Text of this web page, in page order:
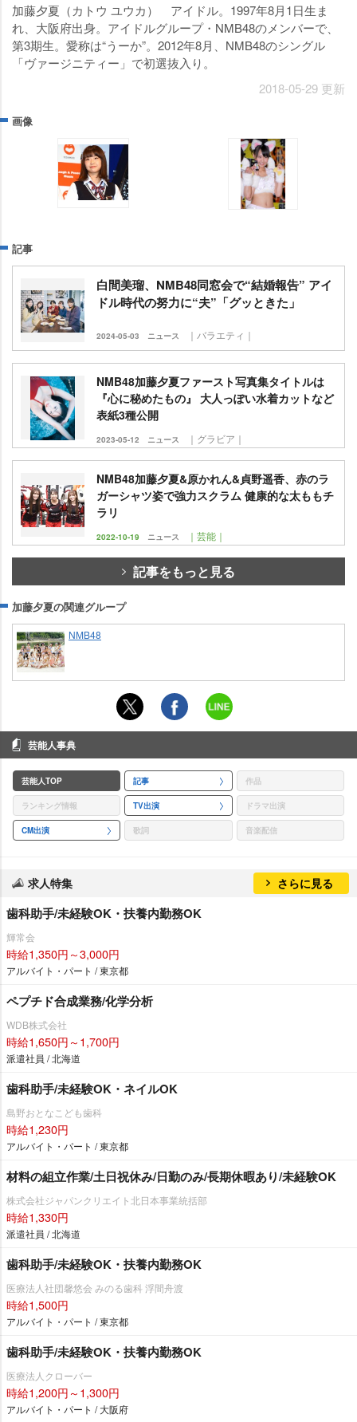
加藤夕夏（カトウ ユウカ） アイドル。1997年8月1日生ま
れ、大阪府出身。アイドルグループ・NMB48のメンバーで、
第3期生。愛称は“うーか”。2012年8月、NMB48のシングル
「ヴァージニティー」で初選抜入り。
2018-05-29 更新
画像
記事
白間美瑠、NMB48同窓会で“結婚報告” アイ
ドル時代の努力に“夫”「グッときた」
2024-05-03 ニュース ｜バラエティ｜
NMB48加藤夕夏ファースト写真集タイトルは
『心に秘めたもの』 大人っぽい水着カットなど
表紙3種公開
2023-05-12 ニュース ｜グラビア｜
NMB48加藤夕夏&原かれん&貞野遥香、赤のラ
ガーシャツ姿で強力スクラム 健康的な太ももチ
ラリ
2022-10-19 ニュース ｜芸能｜
記事をもっと見る
加藤夕夏の関連グループ
NMB48
芸能人事典
芸能人TOP 記事 作品
ランキング情報 TV出演 ドラマ出演
CM出演 歌詞 音楽配信
求人特集 さらに見る
歯科助手/未経験OK・扶養内勤務OK
輝常会
時給1,350円～3,000円
アルバイト・パート / 東京都
ペプチド合成業務/化学分析
WDB株式会社
時給1,650円～1,700円
派遣社員 / 北海道
歯科助手/未経験OK・ネイルOK
島野おとなこども歯科
時給1,230円
アルバイト・パート / 東京都
材料の組立作業/土日祝休み/日勤のみ/長期休暇あり/未経験OK
株式会社ジャパンクリエイト北日本事業統括部
時給1,330円
派遣社員 / 北海道
歯科助手/未経験OK・扶養内勤務OK
医療法人社団馨悠会 みのる歯科 浮間舟渡
時給1,500円
アルバイト・パート / 東京都
歯科助手/未経験OK・扶養内勤務OK
医療法人クローバー
時給1,200円～1,300円
アルバイト・パート / 大阪府